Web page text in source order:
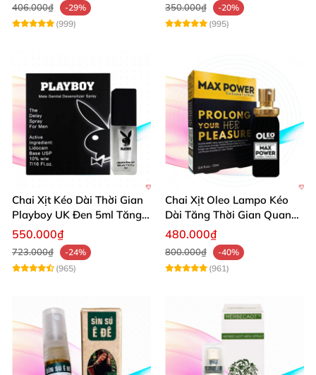
406.000₫
-29%
(999)
350.000₫
-20%
(995)
Chai Xịt Kéo Dài Thời Gian
Playboy UK Đen 5ml Tăng
Khoái Cảm
550.000₫
723.000₫
-24%
(965)
Chai Xịt Oleo Lampo Kéo
Dài Tăng Thời Gian Quan
Hệ Chính Hãng
480.000₫
800.000₫
-40%
(961)